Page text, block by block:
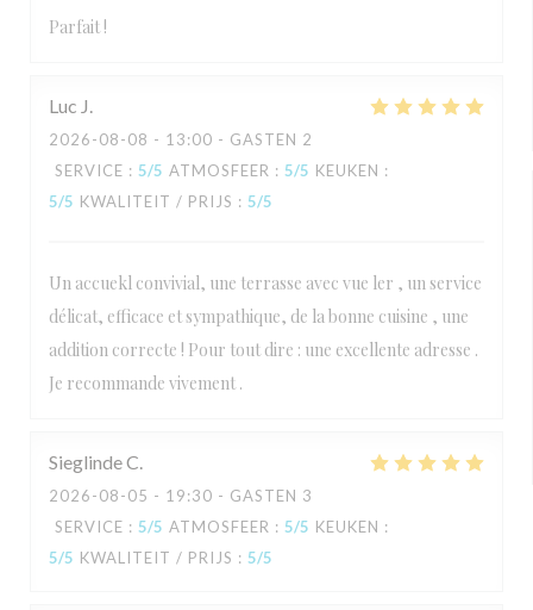
Parfait !
Luc J
2026-08-08 - 13:00 - GASTEN 2
SERVICE : 5/5 ATMOSFEER : 5/5 KEUKEN :
5/5 KWALITEIT / PRIJS : 5/5
Un accuekl convivial, une terrasse avec vue ler , un service
délicat, efficace et sympathique, de la bonne cuisine , une
addition correcte ! Pour tout dire : une excellente adresse .
Je recommande vivement .
SieglindeC
2026-08-05 - 19:30 - GASTEN 3
SERVICE : 5/5 ATMOSFEER : 5/5 KEUKEN :
5/5 KWALITEIT / PRIJS : 5/5